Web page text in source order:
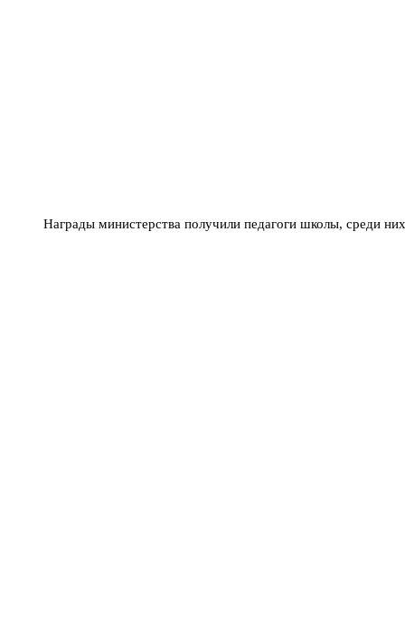
Награды министерства получили педагоги школы, среди